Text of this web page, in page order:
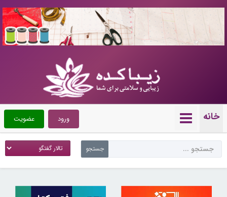
10720596
خانه عضویت ورود